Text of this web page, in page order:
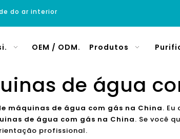
do ar interior
OEM / ODM. Produtos
de água
máquinas de água com gás na China.
de água com gás na China. Se você
profissional.